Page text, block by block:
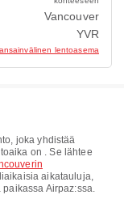
Vancouver
YVR
lentoasema
joka yhdistää
on . Se lähtee
aikatauluja,
Airpaz:ssa.